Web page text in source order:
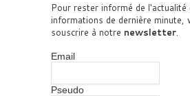
Pour rester informé de l'actualité
informations de dernière minute,
souscrire à notre newsletter.
Email
Pseudo